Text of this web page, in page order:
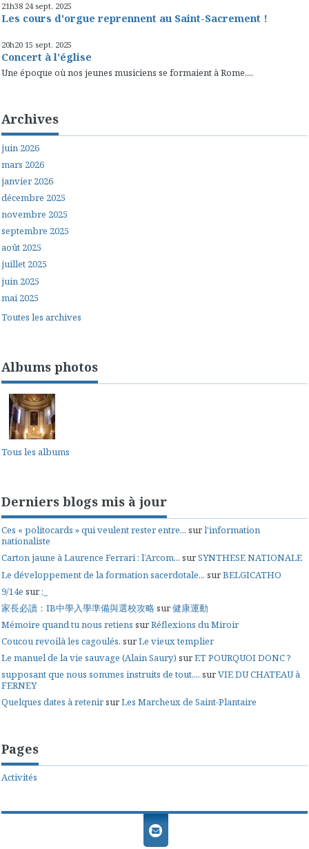
21h38 24 sept. 2025
Les cours d'orgue reprennent au Saint-Sacrement !
20h20 15 sept. 2025
Concert à l'église
Une époque où nos jeunes musiciens se formaient à Rome,...
Archives
juin 2026
mars 2026
janvier 2026
décembre 2025
novembre 2025
septembre 2025
août 2025
juillet 2025
juin 2025
mai 2025
Toutes les archives
Albums photos
Tous les albums
Derniers blogs mis à jour
Ces « politocards » qui veulent rester entre... surl'information
nationaliste
Carton jaune à Laurence Ferrari : l’Arcom... surSYNTHESE NATIONALE
Le développement de la formation sacerdotale... surBELGICATHO
9/14e sur;_
家長必讀：IB中學入學準備與選校攻略 sur健康運動
Mémoire quand tu nous retiens surRéflexions du Miroir
Coucou revoilà les cagoulés. surLe vieux templier
Le manuel de la vie sauvage (Alain Saury) surET POURQUOI DONC ?
supposant que nous sommes instruits de tout,... surVIE DU CHATEAU à
FERNEY
Quelques dates à retenirsurLes Marcheux de Saint-Plantaire
Pages
Activités